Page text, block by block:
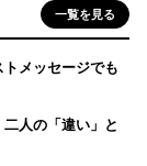
一覧を見る
メッセージでも
人の「違い」と